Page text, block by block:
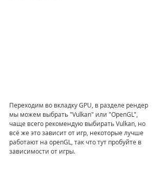
Переходим во вкладку GPU, в разделе рендер
мы можем выбрать "Vulkan" или "OpenGL",
чаще всего рекомендую выбирать Vulkan, но
всё же это зависит от игр, некоторые лучше
работают на openGL, так что тут пробуйте в
зависимости от игры.